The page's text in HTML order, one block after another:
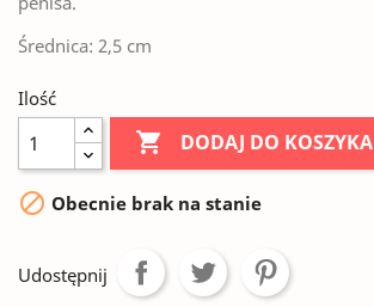
Średnica: 2,5 cm
Ilość
 DODAJ DO KOSZYKA
 Obecnie brak na stanie
Udostępnij